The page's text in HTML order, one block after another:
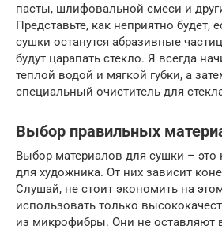
пасты, шлифовальной смеси и
Представьте, как неприятно будет,
сушки останутся абразивные
будут царапать стекло. Я всегда
теплой водой и мягкой губки, а
специальный очиститель для
Выбор правильных
Выбор материалов для сушки – это
для художника. От них зависит
Слушай, не стоит экономить на
использовать только
из микрофибры. Они не оставляют